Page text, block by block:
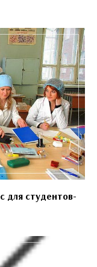
для студентов-